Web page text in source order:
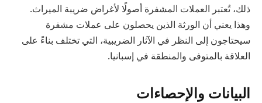
ذلك، تُعتبر العملات المشفرة أصولًا لأغراض ضريبة الميراث.
وهذا يعني أن الورثة الذين يحصلون على عملات مشفرة
سيحتاجون إلى النظر في الآثار الضريبية، التي تختلف بناءً على
العلاقة بالمتوفى والمنطقة في إسبانيا.
البيانات والإحصاءات